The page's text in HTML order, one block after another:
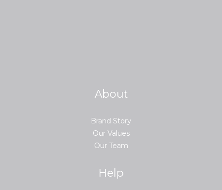
About
Brand Story
Our Values
Our Team
Help